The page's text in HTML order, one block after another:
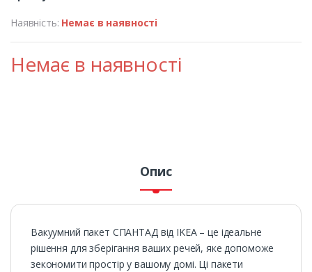
Наявність: Немає в наявності
Немає в наявності
Опис
Вакуумний пакет СПАНТАД від IKEA – це ідеальне
рішення для зберігання ваших речей, яке допоможе
зекономити простір у вашому домі. Ці пакети